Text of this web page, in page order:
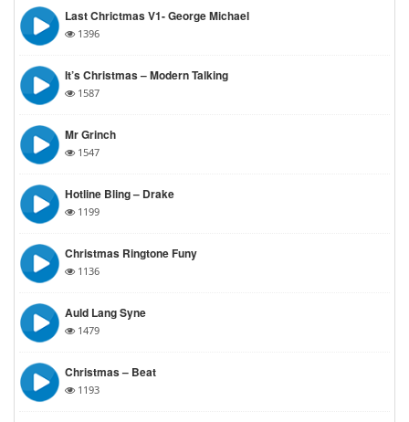
Last Chrictmas V1- George Michael
1396
It’s Christmas – Modern Talking
1587
Mr Grinch
1547
Hotline Bling – Drake
1199
Christmas Ringtone Funy
1136
Auld Lang Syne
1479
Christmas – Beat
1193